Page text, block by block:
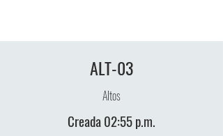
ALT-03
Altos
Creada 02:55 p.m.